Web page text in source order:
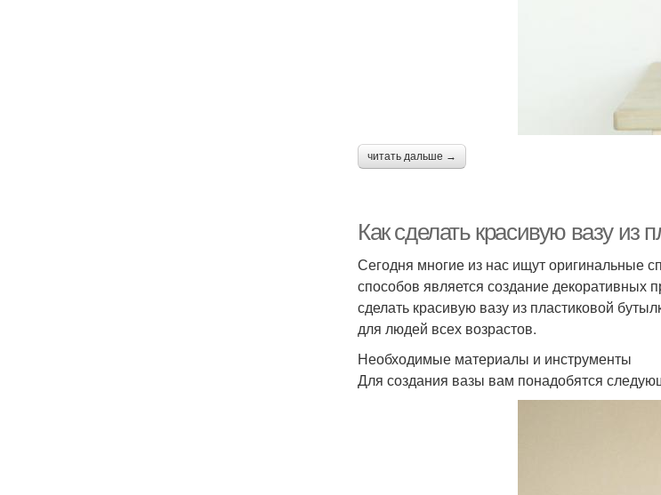
читать дальше →
Как сделать красивую вазу из
Сегодня многие из нас ищут оригинальные
способов является создание декоративных
сделать красивую вазу из пластиковой
для людей всех возрастов.
Необходимые материалы и инструменты
Для создания вазы вам понадобятся